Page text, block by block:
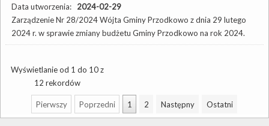
Data utworzenia: 2024-02-29
Zarządzenie Nr 28/2024 Wójta Gminy Przodkowo z dnia 29 lutego
2024 r. w sprawie zmiany budżetu Gminy Przodkowo na rok 2024.
Wyświetlanie od 1 do 10 z
12 rekordów
Pierwszy Poprzedni 1 2 Następny Ostatni